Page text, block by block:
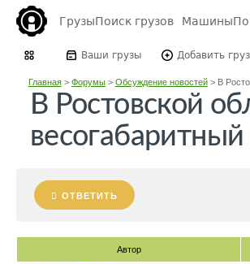
ГрузыПоиск грузов Машины
Ваши грузы Добавить груз
Главная> Форумы> Обсуждение новостей> В
В Ростовской
ОТВЕТИТЬ
Автор